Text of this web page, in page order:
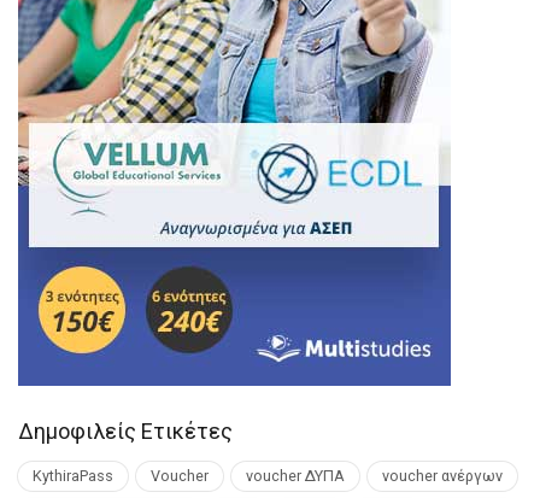
Δημοφιλείς Ετικέτες
KythiraPass Voucher voucher ΔΥΠΑ voucher ανέργων